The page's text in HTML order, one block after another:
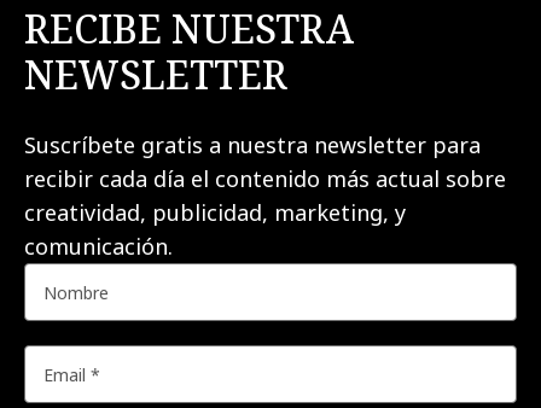
RECIBE NUESTRA
NEWSLETTER
Suscríbete gratis a nuestra newsletter para
recibir cada día el contenido más actual sobre
creatividad, publicidad, marketing, y
comunicación.